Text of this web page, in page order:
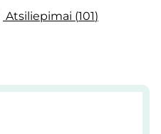
Atsiliepimai 101